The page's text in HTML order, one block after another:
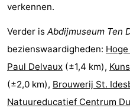
Medische
West-
Vlaanderen
-
verkennen.
Verder is Abdijmuseum Ten
bezienswaardigheden:
Paul Delvaux (±1,4 km),
(±2,0 km), Brouwerij St.
Natuureducatief Centrum